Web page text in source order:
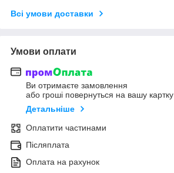
Всі умови доставки
Умови оплати
Ви отримаєте замовлення
або гроші повернуться на вашу картку
Детальніше
Оплатити частинами
Післяплата
Оплата на рахунок